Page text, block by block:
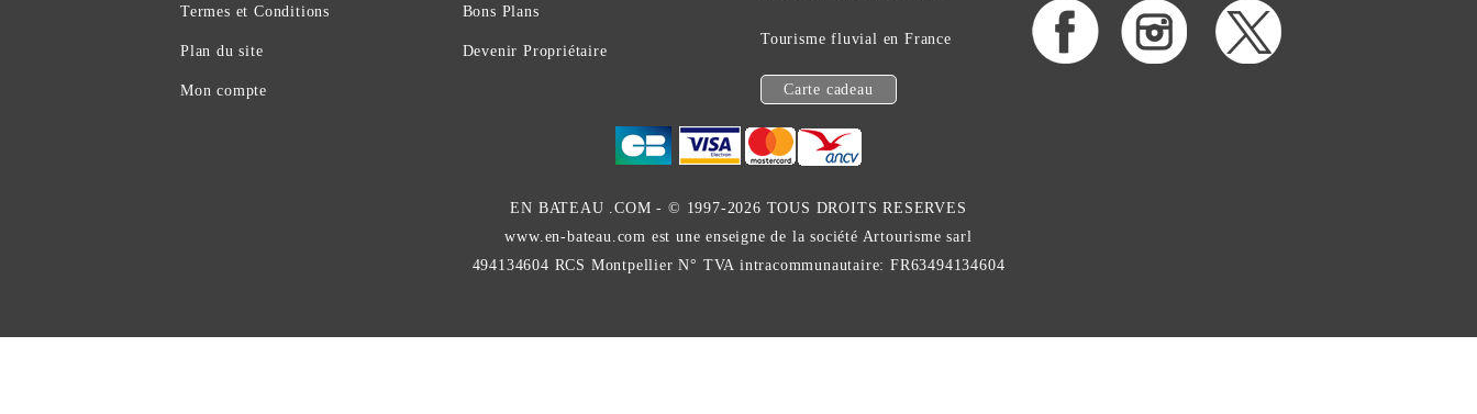
Termes et Conditions
Plan du site
Mon compte
Bons Plans
Devenir Propriétaire
Tourisme fluvial en France
Carte cadeau
EN BATEAU .COM - © 1997-2026 TOUS DROITS RESERVES
www.en-bateau.com est une enseigne de la société Artourisme sarl
494134604 RCS Montpellier N° TVA intracommunautaire: FR63494134604